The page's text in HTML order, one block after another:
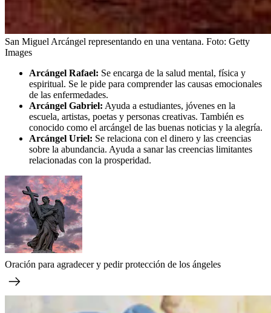
San Miguel Arcángel representando en una ventana. Foto: Getty
Images
Arcángel Rafael: Se encarga de la salud mental, física y
espiritual. Se le pide para comprender las causas emocionales
de las enfermedades.
Arcángel Gabriel: Ayuda a estudiantes, jóvenes en la
escuela, artistas, poetas y personas creativas. También es
conocido como el arcángel de las buenas noticias y la alegría.
Arcángel Uriel: Se relaciona con el dinero y las creencias
sobre la abundancia. Ayuda a sanar las creencias limitantes
relacionadas con la prosperidad.
Oración para agradecer y pedir protección de los ángeles